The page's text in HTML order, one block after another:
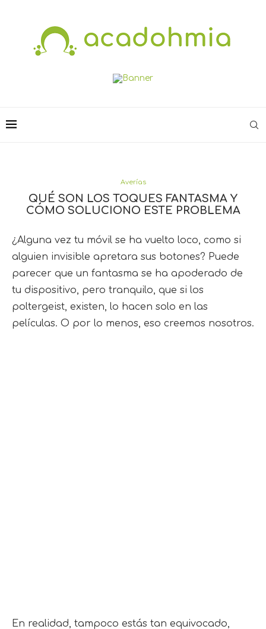
Averías
QUÉ SON LOS TOQUES FANTASMA Y
CÓMO SOLUCIONO ESTE PROBLEMA
¿Alguna vez tu móvil se ha vuelto loco, como si
alguien invisible apretara sus botones? Puede
parecer que un fantasma se ha apoderado de
tu dispositivo, pero tranquilo, que si los
poltergeist, existen, lo hacen solo en las
películas. O por lo menos, eso creemos nosotros.
En realidad, tampoco estás tan equivocado,